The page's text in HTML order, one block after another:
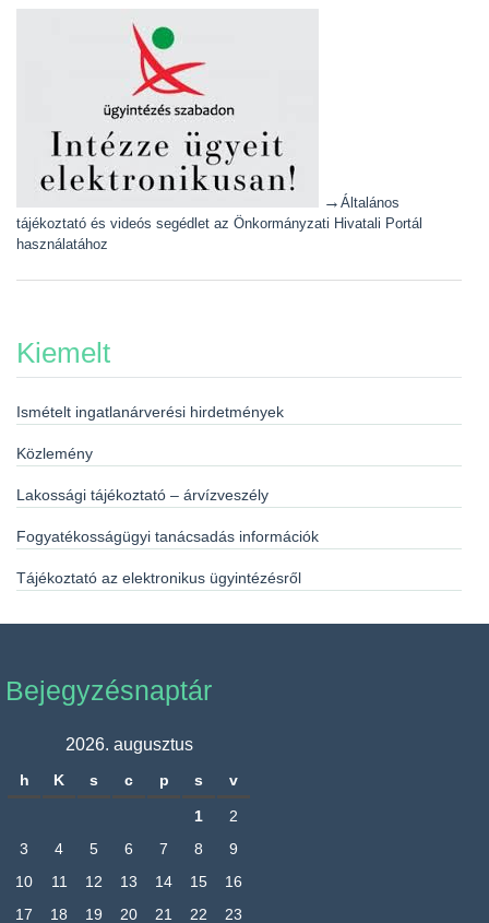
→ Általános
tájékoztató és videós segédlet az Önkormányzati Hivatali Portál
használatához
Kiemelt
Ismételt ingatlanárverési hirdetmények
Közlemény
Lakossági tájékoztató – árvízveszély
Fogyatékosságügyi tanácsadás információk
Tájékoztató az elektronikus ügyintézésről
Bejegyzésnaptár
2026. augusztus
h K s c p s v
1
2
3
4 5 6 7 8
9
10
11 12 13 14 15
16
17
18 19 20 21 22 23